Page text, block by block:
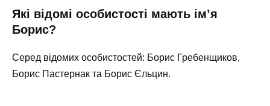
Які відомі особистості мають ім’я
Борис?
Серед відомих особистостей: Борис Гребенщиков,
Борис Пастернак та Борис Єльцин.